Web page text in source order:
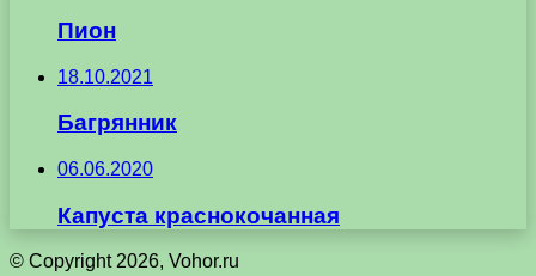
Пион
18.10.2021
Багрянник
06.06.2020
Капуста краснокочанная
© Copyright 2026, Vohor.ru